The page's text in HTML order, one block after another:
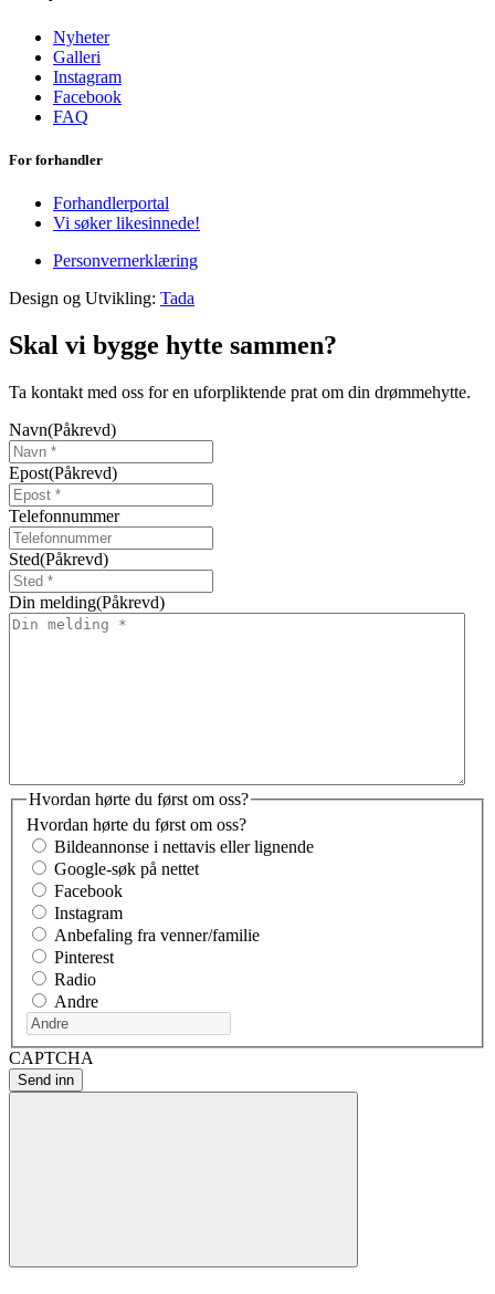
Nyheter
Galleri
Instagram
Facebook
FAQ
For forhandler
Forhandlerportal
Vi søker likesinnede!
Personvernerklæring
Design og Utvikling: Tada
Skal vi bygge hytte sammen?
Ta kontakt med oss for en uforpliktende prat om din drømmehytte.
Navn(Påkrevd)
Epost(Påkrevd)
Telefonnummer
Sted(Påkrevd)
Din melding(Påkrevd)
Hvordan hørte du først om oss?
Hvordan hørte du først om oss?
Bildeannonse i nettavis eller lignende
Google-søk på nettet
Facebook
Instagram
Anbefaling fra venner/familie
Pinterest
Radio
Andre
CAPTCHA